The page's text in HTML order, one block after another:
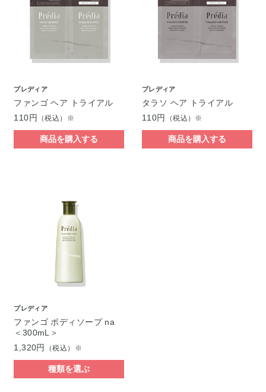
プレディア
ファンゴ ヘア トライアル
110円
（税込）※
商品を購入する
プレディア
タラソ ヘア トライアル
110円
（税込）※
商品を購入する
プレディア
ファンゴ ボディソープ na
＜300mL＞
1,320円
（税込）※
種類を選ぶ